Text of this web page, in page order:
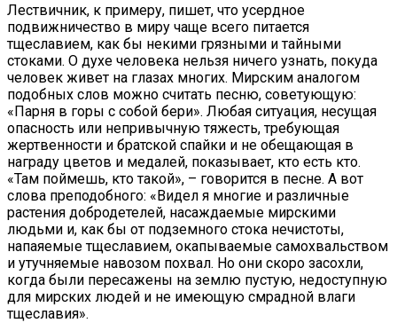
Лествичник, к примеру, пишет, что усердное
подвижничество в миру чаще всего питается
тщеславием, как бы некими грязными и тайными
стоками. О духе человека нельзя ничего узнать, покуда
человек живет на глазах многих. Мирским аналогом
подобных слов можно считать песню, советующую:
«Парня в горы с собой бери». Любая ситуация, несущая
опасность или непривычную тяжесть, требующая
жертвенности и братской спайки и не обещающая в
награду цветов и медалей, показывает, кто есть кто.
«Там поймешь, кто такой», – говорится в песне. А вот
слова преподобного: «Видел я многие и различные
растения добродетелей, насаждаемые мирскими
людьми и, как бы от подземного стока нечистоты,
напаяемые тщеславием, окапываемые самохвальством
и утучняемые навозом похвал. Но они скоро засохли,
когда были пересажены на землю пустую, недоступную
для мирских людей и не имеющую смрадной влаги
тщеславия».